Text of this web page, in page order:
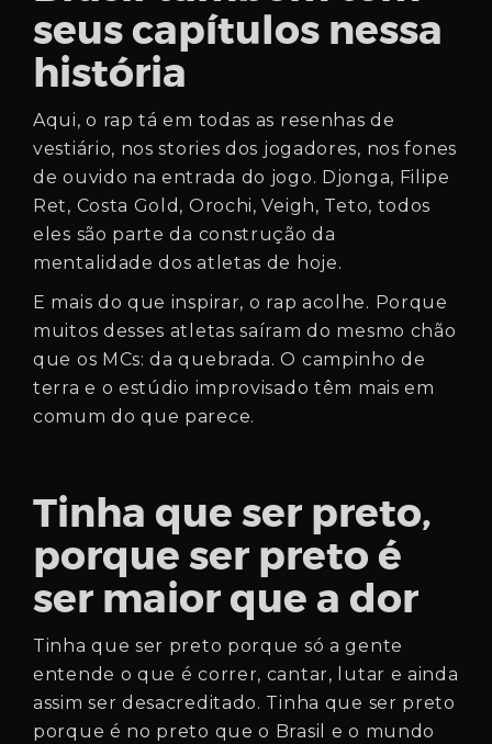
seus capítulos nessa
história
Aqui, o rap tá em todas as resenhas de
vestiário, nos stories dos jogadores, nos fones
de ouvido na entrada do jogo. Djonga, Filipe
Ret, Costa Gold, Orochi, Veigh, Teto, todos
eles são parte da construção da
mentalidade dos atletas de hoje.
E mais do que inspirar, o rap acolhe. Porque
muitos desses atletas saíram do mesmo chão
que os MCs: da quebrada. O campinho de
terra e o estúdio improvisado têm mais em
comum do que parece.
Tinha que ser preto,
porque ser preto é
ser maior que a dor
Tinha que ser preto porque só a gente
entende o que é correr, cantar, lutar e ainda
assim ser desacreditado. Tinha que ser preto
porque é no preto que o Brasil e o mundo